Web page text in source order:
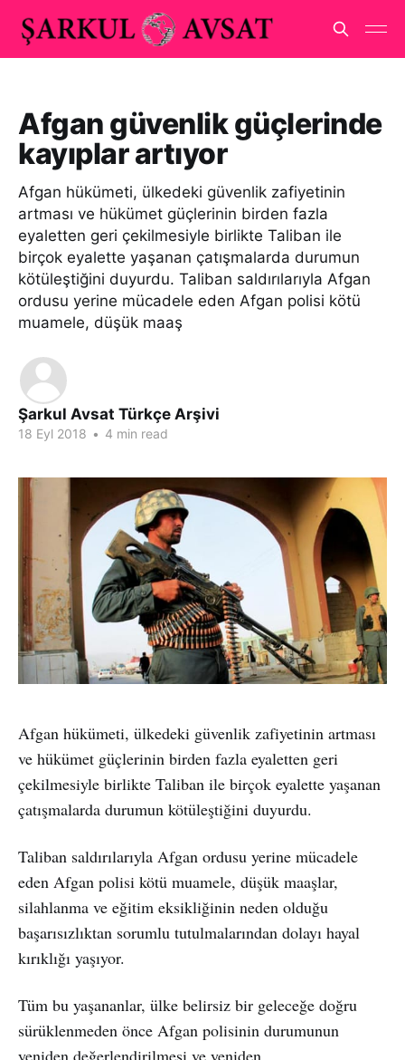
Afgan güvenlik güçlerinde
kayıplar artıyor
Afgan hükümeti, ülkedeki güvenlik zafiyetinin
artması ve hükümet güçlerinin birden fazla
eyaletten geri çekilmesiyle birlikte Taliban ile
birçok eyalette yaşanan çatışmalarda durumun
kötüleştiğini duyurdu. Taliban saldırılarıyla Afgan
ordusu yerine mücadele eden Afgan polisi kötü
muamele, düşük maaş
Şarkul Avsat Türkçe Arşivi
18 Eyl 2018 • 4 min read
Afgan hükümeti, ülkedeki güvenlik zafiyetinin artması
ve hükümet güçlerinin birden fazla eyaletten geri
çekilmesiyle birlikte Taliban ile birçok eyalette yaşanan
çatışmalarda durumun kötüleştiğini duyurdu.
Taliban saldırılarıyla Afgan ordusu yerine mücadele
eden Afgan polisi kötü muamele, düşük maaşlar,
silahlanma ve eğitim eksikliğinin neden olduğu
başarısızlıktan sorumlu tutulmalarından dolayı hayal
kırıklığı yaşıyor.
Tüm bu yaşananlar, ülke belirsiz bir geleceğe doğru
sürüklenmeden önce Afgan polisinin durumunun
yeniden değerlendirilmesi ve yeniden